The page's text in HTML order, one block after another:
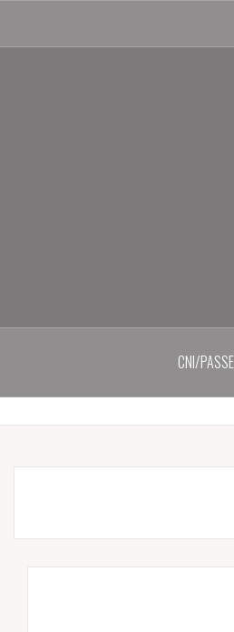
contenu
CNI/